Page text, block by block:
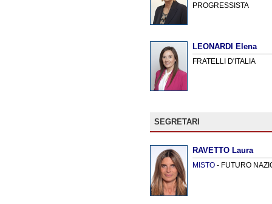
PROGRESSISTA
LEONARDI Elena
FRATELLI D'ITALIA
SEGRETARI
RAVETTO Laura
MISTO - FUTURO